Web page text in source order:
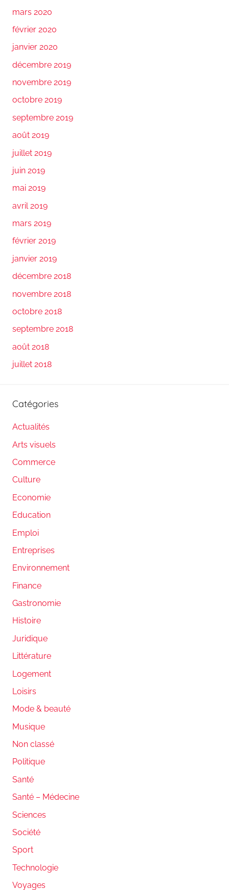
mars 2020
février 2020
janvier 2020
décembre 2019
novembre 2019
octobre 2019
septembre 2019
août 2019
juillet 2019
juin 2019
mai 2019
avril 2019
mars 2019
février 2019
janvier 2019
décembre 2018
novembre 2018
octobre 2018
septembre 2018
août 2018
juillet 2018
Catégories
Actualités
Arts visuels
Commerce
Culture
Economie
Education
Emploi
Entreprises
Environnement
Finance
Gastronomie
Histoire
Juridique
Littérature
Logement
Loisirs
Mode & beauté
Musique
Non classé
Politique
Santé
Santé – Médecine
Sciences
Société
Sport
Technologie
Voyages